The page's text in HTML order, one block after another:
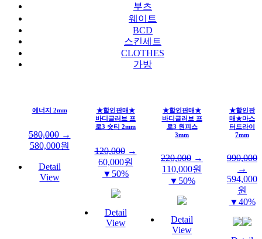
부츠
웨이트
BCD
스킨세트
CLOTHES
가방
에너지 2mm
580,000→
580,000원
Detail
View
★할인판매★
바디글러브 프
로3 숏티 2mm
120,000→
60,000원
▼50%
Detail
View
★할인판매★
바디글러브 프
로3 원피스
3mm
220,000 →
110,000원
▼50%
Detail
View
★할인판
매★마스
터드라이
7mm
990,000
→
594,000
원
▼40%